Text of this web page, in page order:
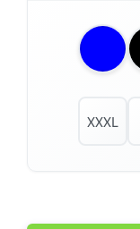
XXXL